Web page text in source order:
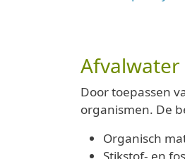
Afvalwater
Door toepassen
organismen. De
Organisch